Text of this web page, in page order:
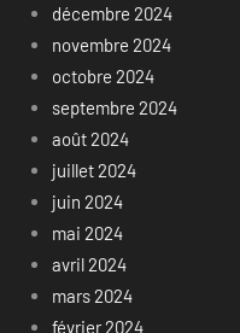
décembre 2024
novembre 2024
octobre 2024
septembre 2024
août 2024
juillet 2024
juin 2024
mai 2024
avril 2024
mars 2024
février 2024